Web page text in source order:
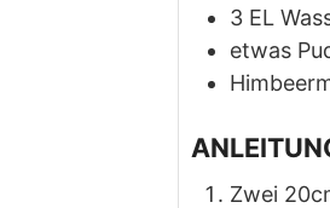
3 EL
etwas
Zwei